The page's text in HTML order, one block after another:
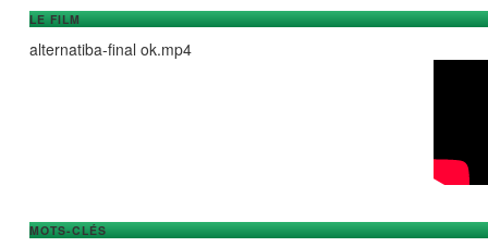
LE FILM
alternatiba-final ok.mp4
MOTS-CLÉS